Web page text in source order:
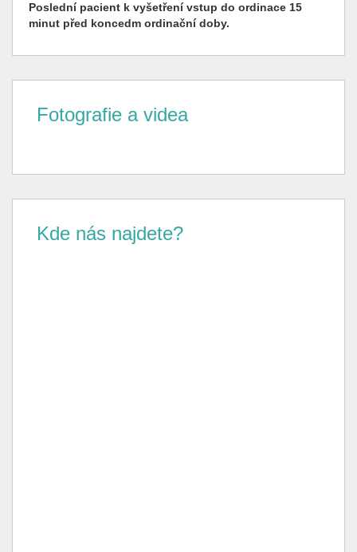
Poslední pacient k vyšetření vstup do ordinace 15
minut před koncedm ordinační doby.
Fotografie a videa
Kde nás najdete?